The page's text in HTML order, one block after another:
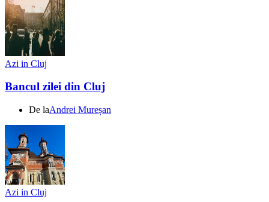
Azi in Cluj
Bancul zilei din Cluj
De laAndrei Mureșan
Azi in Cluj